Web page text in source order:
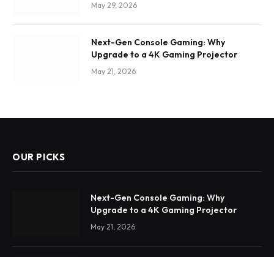
May 29, 2026
Next-Gen Console Gaming: Why
Upgrade to a 4K Gaming Projector
May 21, 2026
OUR PICKS
Next-Gen Console Gaming: Why
Upgrade to a 4K Gaming Projector
May 21, 2026